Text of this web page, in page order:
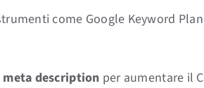
come Google Keyword
description per aumentare il